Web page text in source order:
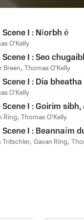
I : Níorbh é
O'Kelly
I : Seo
Breen, Thomas O'Kelly
I : Dia
O'Kelly
Scene I : Goirim
Ring, Thomas O'Kelly
I : Beannaím
Tritschler, Gavan Ring,